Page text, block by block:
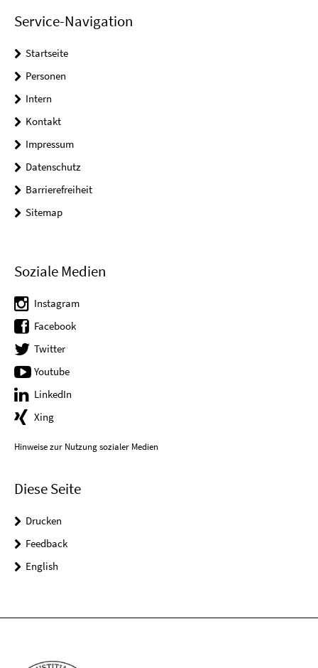
Service-Navigation
Startseite
Personen
Intern
Kontakt
Impressum
Datenschutz
Barrierefreiheit
Sitemap
Soziale Medien
Instagram
Facebook
Twitter
Youtube
LinkedIn
Xing
Hinweise zur Nutzung sozialer Medien
Diese Seite
Drucken
Feedback
English